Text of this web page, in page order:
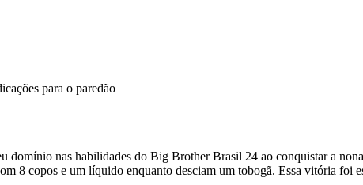
domínio nas habilidades do Big Brother Brasil 24 ao conquistar a
8 copos e um líquido enquanto desciam um tobogã. Essa vitória foi